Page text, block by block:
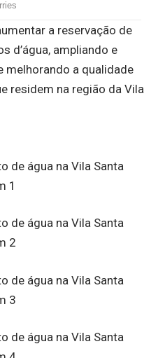
a reservação de
d’água, ampliando e
melhorando a qualidade
residem na região da Vila